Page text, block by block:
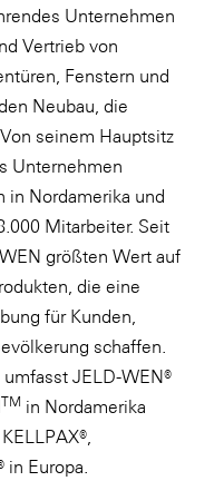
Unternehmen
Vertrieb von
Fenstern und
Neubau, die
seinem Hauptsitz
Unternehmen
in Nordamerika und
Mitarbeiter. Seit
größten Wert auf
die eine
für Kunden,
schaffen.
JELD-WEN®
TM in Nordamerika
in Europa.